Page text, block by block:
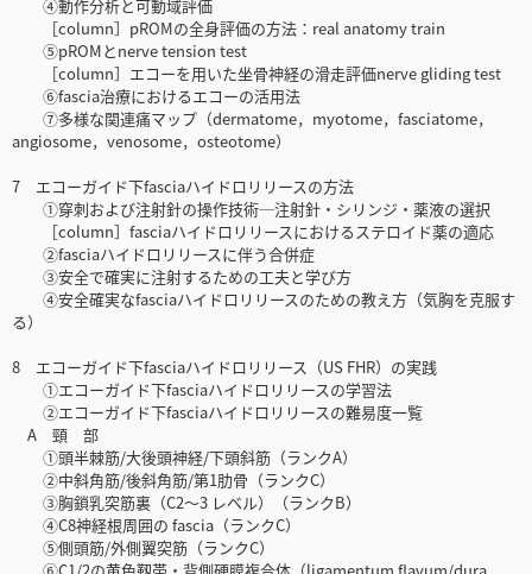
④動作分析と可動域評価
［column］pROMの全身評価の方法：real anatomy train
⑤pROMとnerve tension test
［column］エコーを用いた坐骨神経の滑走評価nerve gliding test
⑥fascia治療におけるエコーの活用法
⑦多様な関連痛マップ（dermatome，myotome，fasciatome，
angiosome，venosome，osteotome）
7 エコーガイド下fasciaハイドロリリースの方法
①穿刺および注射針の操作技術─注射針・シリンジ・薬液の選択
［column］fasciaハイドロリリースにおけるステロイド薬の適応
②fasciaハイドロリリースに伴う合併症
③安全で確実に注射するための工夫と学び方
④安全確実なfasciaハイドロリリースのための教え方（気胸を克服す
る）
8 エコーガイド下fasciaハイドロリリース（US FHR）の実践
①エコーガイド下fasciaハイドロリリースの学習法
②エコーガイド下fasciaハイドロリリースの難易度一覧
A 頸 部
①頭半棘筋/大後頭神経/下頭斜筋（ランクA）
②中斜角筋/後斜角筋/第1肋骨（ランクC）
③胸鎖乳突筋裏（C2〜3 レベル）（ランクB）
④C8神経根周囲の fascia（ランクC）
⑤側頭筋/外側翼突筋（ランクC）